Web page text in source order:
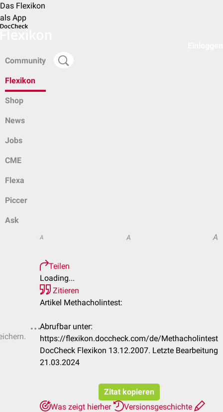
Das Flexikon
als App
Community
Flexikon
Shop
News
Jobs
CME
Flexa
Piccer
Ask
A A A
Teilen
Loading...
Zitieren
Artikel Methacholintest:
Abrufbar unter:
https://flexikon.doccheck.com/de/Methacholintest
DocCheck Flexikon 13.12.2007. Letzte Bearbeitung
21.03.2024
Zitat kopieren
Was zeigt hierher
Versionsgeschichte